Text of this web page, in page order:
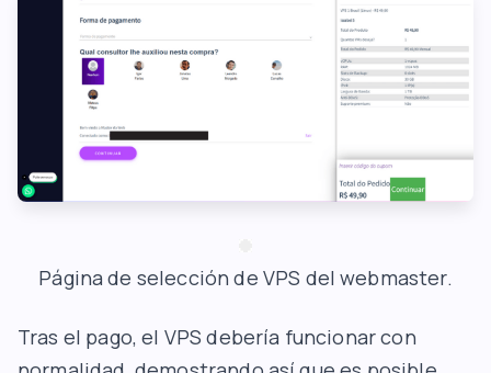
Página de selección de VPS del webmaster.
Tras el pago, el VPS debería funcionar con